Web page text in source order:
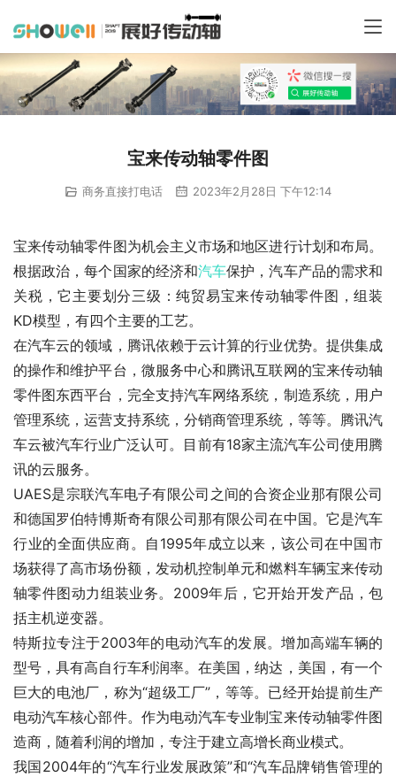
宝来传动轴零件图
商务直接打电话 2023年2月28日 下午12:14
宝来传动轴零件图为机会主义市场和地区进行计划和布局。
根据政治，每个国家的经济和汽车保护，汽车产品的需求和
关税，它主要划分三级：纯贸易宝来传动轴零件图，组装
KD模型，有四个主要的工艺。
在汽车云的领域，腾讯依赖于云计算的行业优势。提供集成
的操作和维护平台，微服务中心和腾讯互联网的宝来传动轴
零件图东西平台，完全支持汽车网络系统，制造系统，用户
管理系统，运营支持系统，分销商管理系统，等等。腾讯汽
车云被汽车行业广泛认可。目前有18家主流汽车公司使用腾
讯的云服务。
UAES是宗联汽车电子有限公司之间的合资企业那有限公司
和德国罗伯特博斯奇有限公司那有限公司在中国。它是汽车
行业的全面供应商。自1995年成立以来，该公司在中国市
场获得了高市场份额，发动机控制单元和燃料车辆宝来传动
轴零件图动力组装业务。2009年后，它开始开发产品，包
括主机逆变器。
特斯拉专注于2003年的电动汽车的发展。增加高端车辆的
型号，具有高自行车利润率。在美国，纳达，美国，有一个
巨大的电池厂，称为“超级工厂”，等等。已经开始提前生产
电动汽车核心部件。作为电动汽车专业制宝来传动轴零件图
造商，随着利润的增加，专注于建立高增长商业模式。
我国2004年的“汽车行业发展政策”和“汽车品牌销售管理的